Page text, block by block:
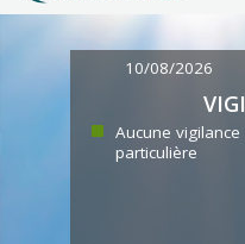
10/08/2026
Aucune vigilance
particulière